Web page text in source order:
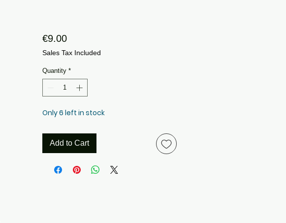
€9.00Price
Sales Tax Included
Quantity *
Only 6 left in stock
Add to Cart